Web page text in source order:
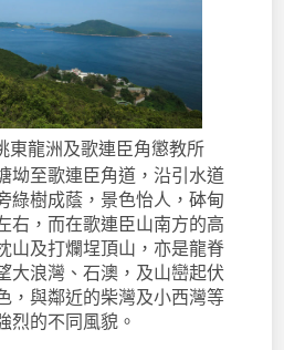
東龍洲及歌連臣角懲教所
坳至歌連臣角道，沿引水道
綠樹成蔭，景色怡人，砵甸
右，而在歌連臣山南方的高
山及打爛埕頂山，亦是龍脊
大浪灣、石澳，及山巒起伏
，與鄰近的柴灣及小西灣等
烈的不同風貌。